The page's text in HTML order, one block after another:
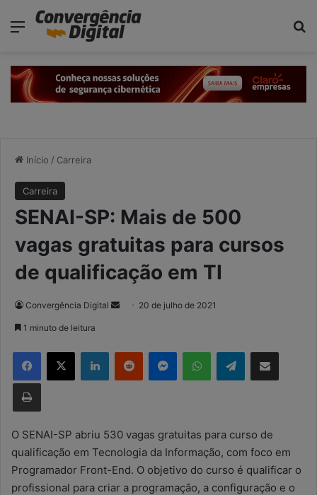
Menu
Início / Carreira
Carreira
SENAI-SP: Mais de 500
vagas gratuitas para cursos
de qualificação em TI
Convergência Digital
d
-
m
a
20 de julho de 2021
1 minuto de leitura
Telegram
O SENAI-SP abriu 530 vagas gratuitas para curso de
qualificação em Tecnologia da Informação, com foco em
Programador Front-End. O objetivo do curso é qualificar o
profissional para criar a programação, a configuração e o